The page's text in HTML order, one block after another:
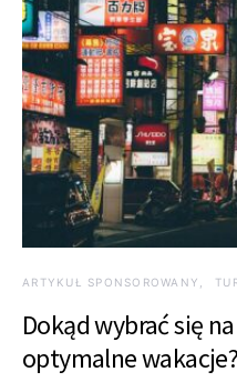
ARTYKUŁ SPONSOROWANY
Dokąd wybrać się
optymalne wakacje?